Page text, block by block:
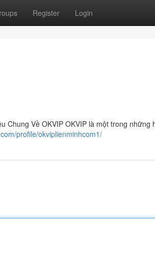
Register Login
Chung Về OKVIP OKVIP là một trong
profile/okviplienminhcom1/